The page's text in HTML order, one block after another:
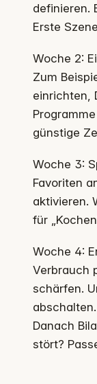
definieren.
Erste
Woche 2:
Zum
einrichten,
günstige
Woche 3:
Favoriten
aktivieren.
für
Woche 4:
Verbrauch
schärfen.
Danach
stört?